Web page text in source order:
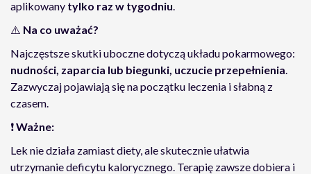
aplikowany tylko raz w tygodniu.
⚠️ Na co uważać?
Najczęstsze skutki uboczne dotyczą układu pokarmowego:
nudności, zaparcia lub biegunki, uczucie przepełnienia.
Zazwyczaj pojawiają się na początku leczenia i słabną z
czasem.
❗Ważne:
Lek nie działa zamiast diety, ale skutecznie ułatwia
utrzymanie deficytu kalorycznego. Terapię zawsze dobiera i